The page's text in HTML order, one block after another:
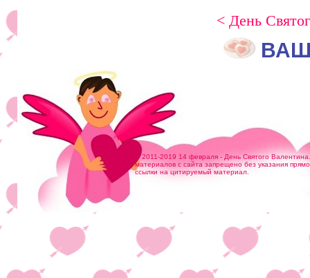
< День
© 2011-2019 14 февраля - День Святого
материалов с сайта запрещено без указания
ссылки на цитируемый материал.